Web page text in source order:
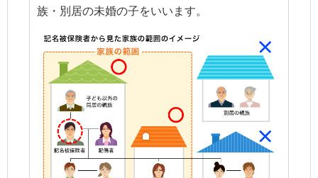
族・別居の未婚の子をいいます。